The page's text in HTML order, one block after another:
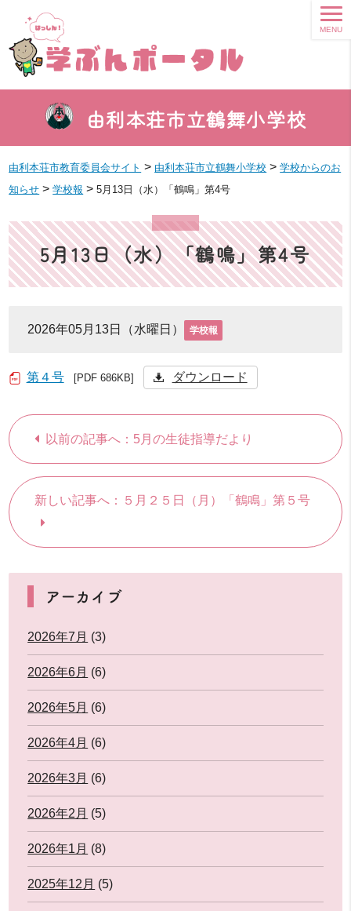
由利本荘市立鶴舞小学校
MENU
由利本荘市教育委員会サイト > 由利本荘市立鶴舞小学校 >学校からのお
知らせ >学校報 >5月13日（水）「鶴鳴」第4号
5月13日（水）「鶴鳴」第4号
2026年05月13日（水曜日） 学校報
第４号 [PDF 686KB] ダウンロード
以前の記事へ：5月の生徒指導だより
新しい記事へ：５月２５日（月）「鶴鳴」第５号
アーカイブ
2026年7月 (3)
2026年6月 (6)
2026年5月 (6)
2026年4月 (6)
2026年3月 (6)
2026年2月 (5)
2026年1月 (8)
2025年12月 (5)